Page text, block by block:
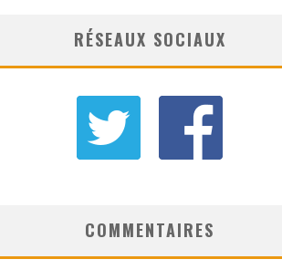
RÉSEAUX SOCIAUX
COMMENTAIRES